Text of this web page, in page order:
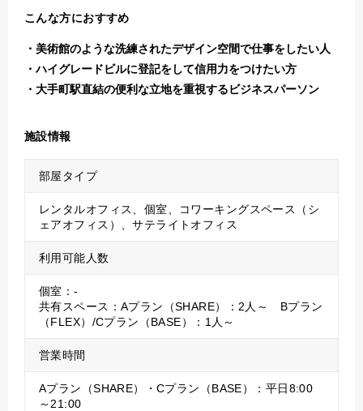
こんな方におすすめ
美術館のような洗練されたデザイン空間で仕事をしたい人
ハイグレードビルに登記をして信用力をつけたい方
大手町駅直結の便利な立地を重視するビジネスパーソン
施設情報
部屋タイプ
レンタルオフィス、個室、コワーキングスペース（シ
ェアオフィス）、サテライトオフィス
利用可能人数
個室：-
共有スペース：Aプラン（SHARE）：2人～ Bプラン
（FLEX）/Cプラン（BASE）：1人～
営業時間
Aプラン（SHARE）・Cプラン（BASE）：平日8:00
～21:00